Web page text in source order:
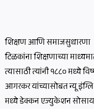
शिक्षण आणि समाजसुधारणा
टिळकांना शिक्षणाच्या
त्यासाठी त्यांनी १८८० मध्ये
आगरकर यांच्यासोबत न्यू
मध्ये डेक्कन एज्युकेशन